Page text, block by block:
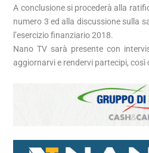
A conclusione si procederà alla
numero 3 ed alla discussione sulla
l’esercizio finanziario 2018.
Nano TV sarà presente con
aggiornarvi e rendervi partecipi,